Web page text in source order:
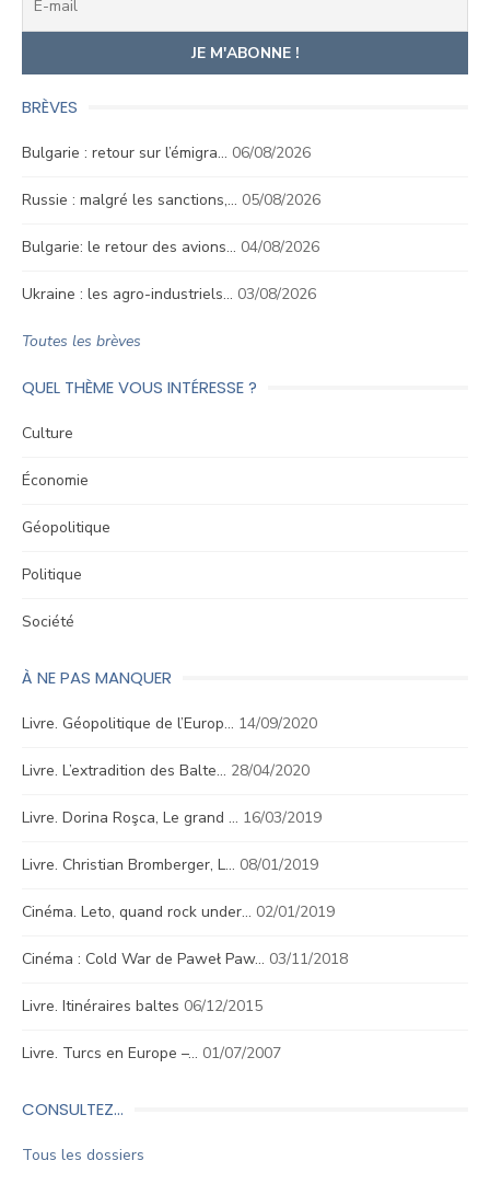
BRÈVES
Bulgarie : retour sur l’émigra… 06/08/2026
Russie : malgré les sanctions,… 05/08/2026
Bulgarie: le retour des avions… 04/08/2026
Ukraine : les agro-industriels… 03/08/2026
Toutes les brèves
QUEL THÈME VOUS INTÉRESSE ?
Culture
Économie
Géopolitique
Politique
Société
À NE PAS MANQUER
Livre. Géopolitique de l’Europ… 14/09/2020
Livre. L’extradition des Balte… 28/04/2020
Livre. Dorina Roşca, Le grand … 16/03/2019
Livre. Christian Bromberger, L… 08/01/2019
Cinéma. Leto, quand rock under… 02/01/2019
Cinéma : Cold War de Paweł Paw… 03/11/2018
Livre. Itinéraires baltes 06/12/2015
Livre. Turcs en Europe –… 01/07/2007
CONSULTEZ…
Tous les dossiers